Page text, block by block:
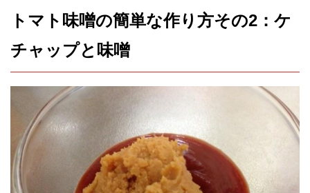
トマト味噌の簡単な作り方その2：ケ
チャップと味噌